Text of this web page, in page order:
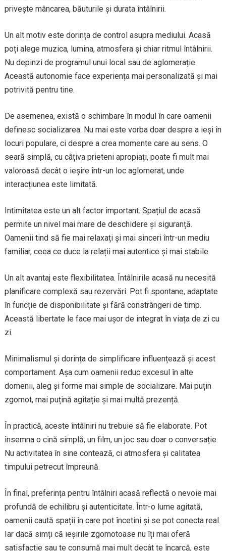
privește mâncarea, băuturile și durata întâlnirii.
Un alt motiv este dorința de control asupra mediului. Acasă
poți alege muzica, lumina, atmosfera și chiar ritmul întâlnirii.
Nu depinzi de programul unui local sau de aglomerație.
Această autonomie face experiența mai personalizată și mai
potrivită pentru tine.
De asemenea, există o schimbare în modul în care oamenii
definesc socializarea. Nu mai este vorba doar despre a ieși în
locuri populare, ci despre a crea momente care au sens. O
seară simplă, cu câțiva prieteni apropiați, poate fi mult mai
valoroasă decât o ieșire într-un loc aglomerat, unde
interacțiunea este limitată.
Intimitatea este un alt factor important. Spațiul de acasă
permite un nivel mai mare de deschidere și siguranță.
Oamenii tind să fie mai relaxați și mai sinceri într-un mediu
familiar, ceea ce duce la relații mai autentice și mai stabile.
Un alt avantaj este flexibilitatea. Întâlnirile acasă nu necesită
planificare complexă sau rezervări. Pot fi spontane, adaptate
în funcție de disponibilitate și fără constrângeri de timp.
Această libertate le face mai ușor de integrat în viața de zi cu
zi.
Minimalismul și dorința de simplificare influențează și acest
comportament. Așa cum oamenii reduc excesul în alte
domenii, aleg și forme mai simple de socializare. Mai puțin
zgomot, mai puțină agitație și mai multă prezență.
În practică, aceste întâlniri nu trebuie să fie elaborate. Pot
însemna o cină simplă, un film, un joc sau doar o conversație.
Nu activitatea în sine contează, ci atmosfera și calitatea
timpului petrecut împreună.
În final, preferința pentru întâlniri acasă reflectă o nevoie mai
profundă de echilibru și autenticitate. Într-o lume agitată,
oamenii caută spații în care pot încetini și se pot conecta real.
Iar dacă simți că ieșirile zgomotoase nu îți mai oferă
satisfacție sau te consumă mai mult decât te încarcă, este